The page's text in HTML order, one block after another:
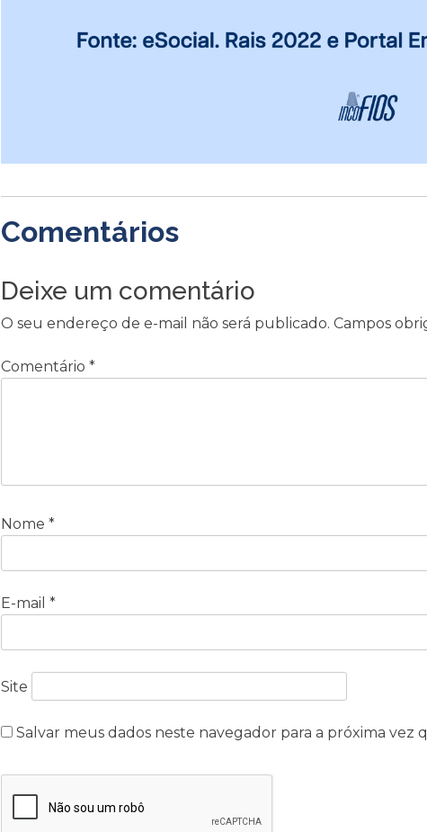
Comentários
Deixe um comentário
O seu endereço de e-mail não será publicado. Campos
Comentário *
Nome *
E-mail *
Site
Salvar meus dados neste navegador para a próxima vez